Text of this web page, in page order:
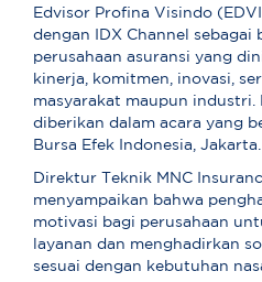
Edvisor Profina Visindo
dengan IDX Channel sebagai
perusahaan asuransi yang
kinerja, komitmen, inovasi,
masyarakat maupun industri.
diberikan dalam acara yang
Bursa Efek Indonesia, Jakarta.
Direktur Teknik MNC
menyampaikan bahwa
motivasi bagi perusahaan
layanan dan menghadirkan
sesuai dengan kebutuhan